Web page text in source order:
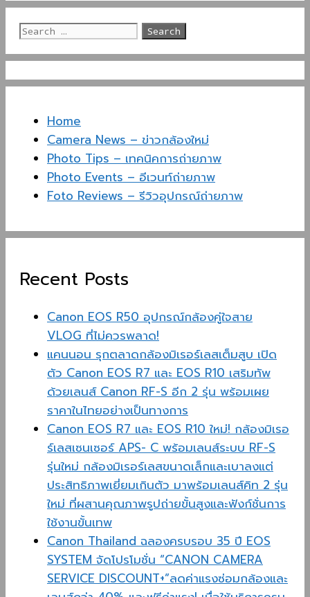
Search
Home
Camera News – ข่าวกล้องใหม่
Photo Tips – เทคนิคการถ่ายภาพ
Photo Events – อีเวนท์ถ่ายภาพ
Foto Reviews – รีวิวอุปกรณ์ถ่ายภาพ
Recent Posts
Canon EOS R50 อุปกรณ์กล้องคู่ใจสาย
VLOG ที่ไม่ควรพลาด!
แคนนอน รุกตลาดกล้องมิเรอร์เลสเต็มสูบ เปิด
ตัว Canon EOS R7 และ EOS R10 เสริมทัพ
ด้วยเลนส์ Canon RF-S อีก 2 รุ่น พร้อมเผย
ราคาในไทยอย่างเป็นทางการ
Canon EOS R7 และ EOS R10 ใหม่! กล้องมิเรอ
ร์เลสเซนเซอร์ APS- C พร้อมเลนส์ระบบ RF-S
รุ่นใหม่ กล้องมิเรอร์เลสขนาดเล็กและเบาลงแต่
ประสิทธิภาพเยี่ยมเกินตัว มาพร้อมเลนส์คิท 2 รุ่น
ใหม่ ที่ผสานคุณภาพรูปถ่ายขั้นสูงและฟังก์ชั่นการ
ใช้งานขั้นเทพ
Canon Thailand ฉลองครบรอบ 35 ปี EOS
SYSTEM จัดโปรโมชั่น “CANON CAMERA
SERVICE DISCOUNT+”ลดค่าแรงซ่อมกล้องและ